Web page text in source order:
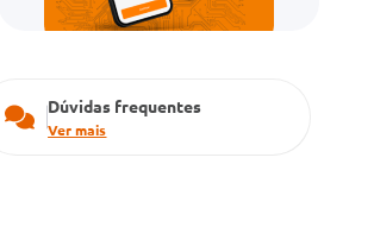
Dúvidas frequentes
Ver mais